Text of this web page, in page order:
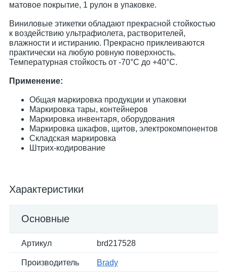
матовое покрытие, 1 рулон в упаковке.
Виниловые этикетки обладают прекрасной стойкостью
к воздействию ультрафиолета, растворителей,
влажности и истиранию. Прекрасно приклеиваются
практически на любую ровную поверхность.
Температурная стойкость от -70°С до +40°С.
Применение:
Общая маркировка продукции и упаковки
Маркировка тары, контейнеров
Маркировка инвентаря, оборудования
Маркировка шкафов, щитов, электрокомпонентов
Складская маркировка
Штрих-кодирование
Характеристики
Основные
Артикул brd217528
Производитель Brady